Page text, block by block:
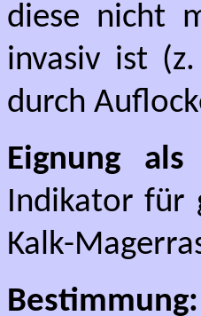
diese nicht
invasiv ist
durch
Eignung
Indikator für
Kalk-
Bestimmung: